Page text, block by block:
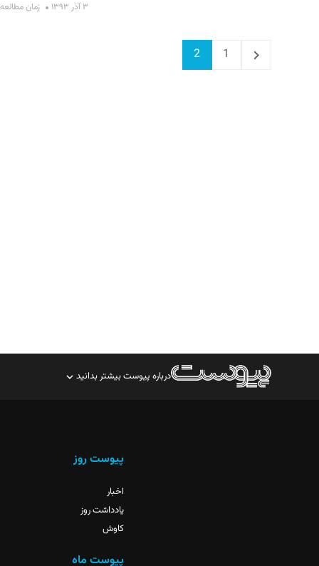
۳ آذر ۱۳۹۳ زمان مطالعه : ۱۱
Previous
Page1
Page2
درباره پیوست بیشتر بدانید
پیوست روز
اخبار
یادداشت روز
کاوش
پیوست ماه